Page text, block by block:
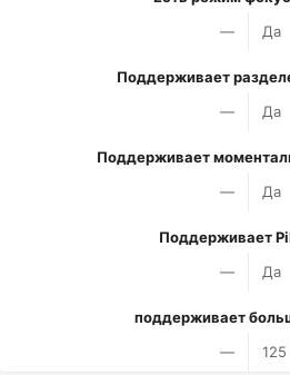
—
Да
Поддерживает
—
Да
Поддерживает
—
Да
Поддерживает
—
Да
поддерживает
—
125